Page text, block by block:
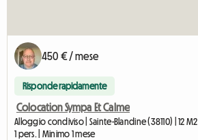
450 € / mese
Risponde rapidamente
Colocation Sympa Et Calme
Alloggio condiviso | Sainte-Blandine (38110) | 12 M2
1 pers. | Minimo 1 mese